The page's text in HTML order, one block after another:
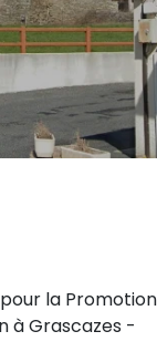
la Promotion
à Grascazes -